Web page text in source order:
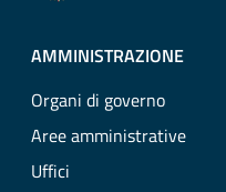
AMMINISTRAZIONE
Organi di governo
Aree amministrative
Uffici